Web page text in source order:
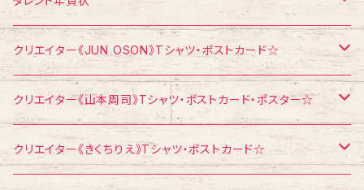
メモ帳
メモ帳
ポストカード
江頭2：50
稲川淳二
浅見千代子
クリエイター《JUN OSON》Tシャツ・ポストカード☆
Tシャツ
ポストカード
クリエイター《山本周司》Tシャツ・ポストカード・ポスター☆
Tシャツ
クリエイター《きくちりえ》Tシャツ・ポストカード☆